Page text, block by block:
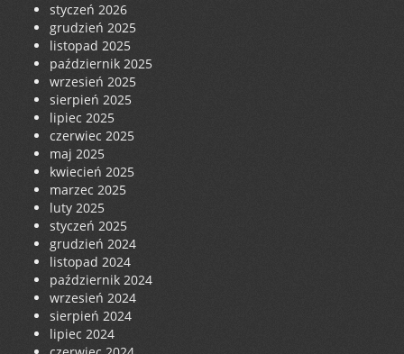
styczeń 2026
grudzień 2025
listopad 2025
październik 2025
wrzesień 2025
sierpień 2025
lipiec 2025
czerwiec 2025
maj 2025
kwiecień 2025
marzec 2025
luty 2025
styczeń 2025
grudzień 2024
listopad 2024
październik 2024
wrzesień 2024
sierpień 2024
lipiec 2024